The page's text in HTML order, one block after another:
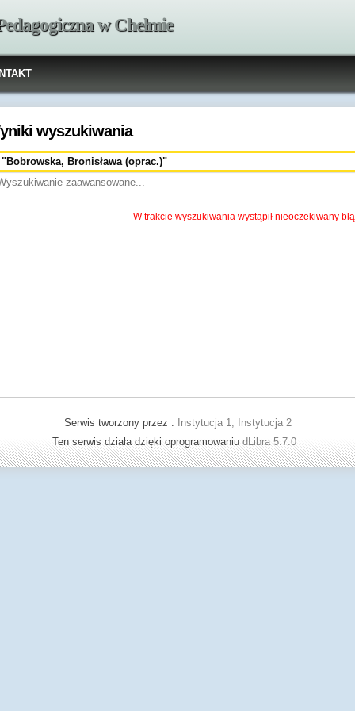
w Chełmie
wyszukiwania
zaawansowane...
W trakcie wyszukiwania wystąpił nieoczekiwany
Serwis tworzony przez :
Instytucja 1, Instytucja 2
Ten serwis działa dzięki oprogramowaniu dLibra 5.7.0